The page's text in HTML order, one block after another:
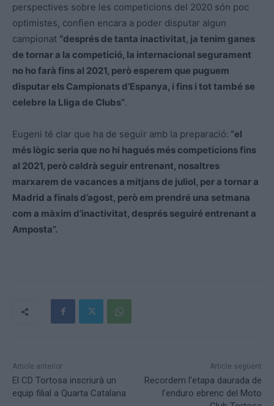
perspectives sobre les competicions del 2020 són poc
optimistes, confien encara a poder disputar algun
campionat “després de tanta inactivitat, ja tenim ganes
de tornar a la competició, la internacional segurament
no ho farà fins al 2021, però esperem que puguem
disputar els Campionats d’Espanya, i fins i tot també se
celebre la Lliga de Clubs”.
Eugeni té clar que ha de seguir amb la preparació: “el
més lògic seria que no hi hagués més competicions fins
al 2021, però caldrà seguir entrenant, nosaltres
marxarem de vacances a mitjans de juliol, per a tornar a
Madrid a finals d’agost, però em prendré una setmana
com a màxim d’inactivitat, després seguiré entrenant a
Amposta”.
Article anterior
El CD Tortosa inscriurà un
equip filial a Quarta Catalana
Article següent
Recordem l’etapa daurada de
l’enduro ebrenc del Moto